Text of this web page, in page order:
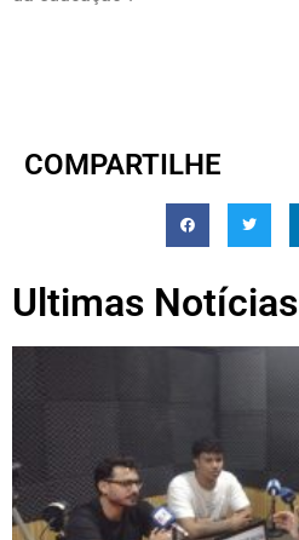
COMPARTILHE
Ultimas Notícias